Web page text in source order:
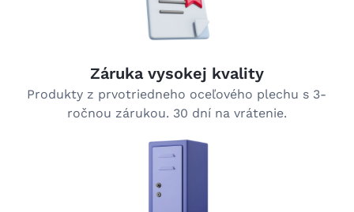
Záruka vysokej kvality
Produkty z prvotriedneho oceľového plechu s 3-
ročnou zárukou. 30 dní na vrátenie.